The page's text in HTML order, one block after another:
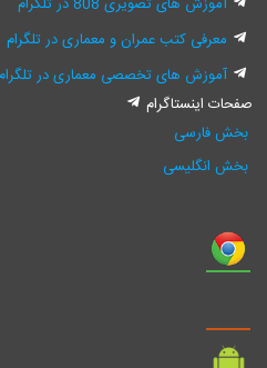
معرفی کتب عمران و معماری در تلگرام
آموزش های تخصصی معماری در تلگرام
صفحات اینستاگرام
بخش فارسی
بخش انگلیسی